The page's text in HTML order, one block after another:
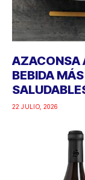
AZACONSA
BEBIDA
22 JULIO, 2026